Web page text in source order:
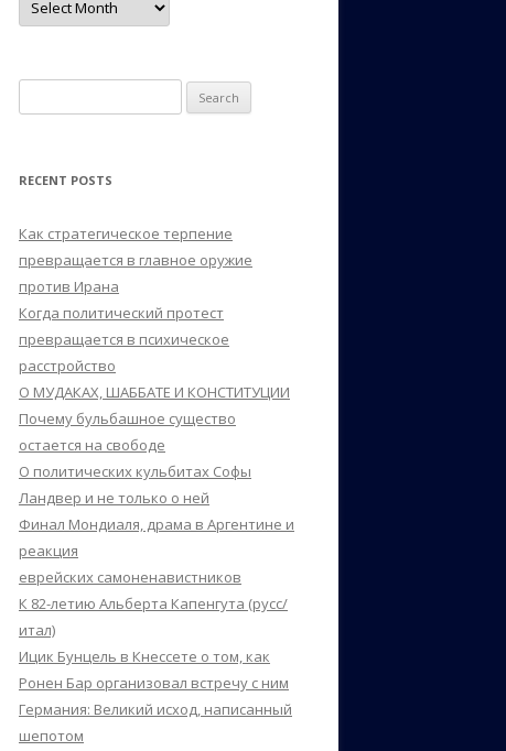
for:
RECENT POSTS
Как стратегическое терпение
превращается в главное оружие
против Ирана
Когда политический протест
превращается в психическое
расстройство
О МУДАКАХ, ШАББАТЕ И КОНСТИТУЦИИ
Почему бульбашное существо
остается на свободе
О политических кульбитах Софы
Ландвер и не только о ней
Финал Мондиаля, драма в Аргентине и
реакция
еврейских самоненавистников
К 82-летию Альберта Капенгута (русс/
итал)
Ицик Бунцель в Кнессете о том, как
Ронен Бар организовал встречу с ним
Германия: Великий исход, написанный
шепотом